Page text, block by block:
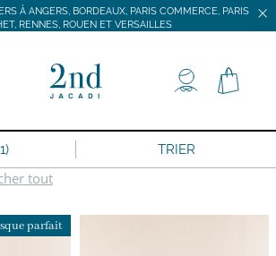
À ANGERS, BORDEAUX, PARIS COMMERCE, PARIS
RENNES, ROUEN ET VERSAILLES
À ANGERS, BORDEAUX, PARIS COMMERCE, PARIS
RENNES, ROUEN ET VERSAILLES
TRIER
tout
parfait